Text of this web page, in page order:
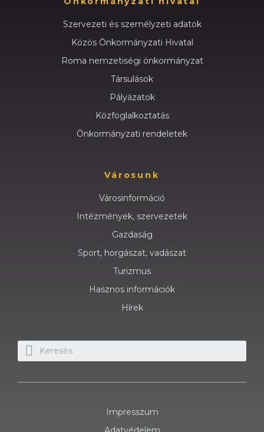
Szervezeti és személyzeti adatok
Közös Önkormányzati Hivatal
Roma nemzetiségi önkormányzat
Társulások
Pályázatok
Közfoglalkoztatás
Önkormányzati rendeletek
Városunk
Városinformáció
Intézmények, szervezetek
Gazdaság
Sport, horgászat, vadászat
Turizmus
Hasznos információk
Hírek
Impresszum